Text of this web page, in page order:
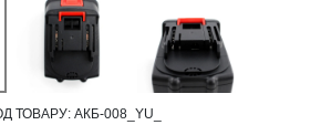
ТОВАРУ: АКБ-008_YU_